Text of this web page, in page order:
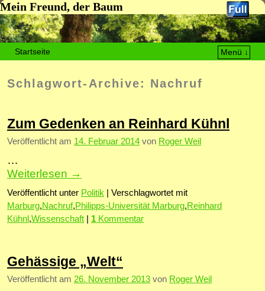
Mein Freund, der Baum
Startseite
Menü ↓
Schlagwort-Archive: Nachruf
Zum Gedenken an Reinhard Kühnl
Veröffentlicht am 14. Februar 2014 von Roger Weil
…
Weiterlesen →
Veröffentlicht unter Politik
Verschlagwortet mit
Marburg,Nachruf,Philipps-Universität Marburg,Reinhard
Kühnl ,Wissenschaft 1 Kommentar
Gehässige „Welt“
Veröffentlicht am 26. November 2013 von Roger Weil